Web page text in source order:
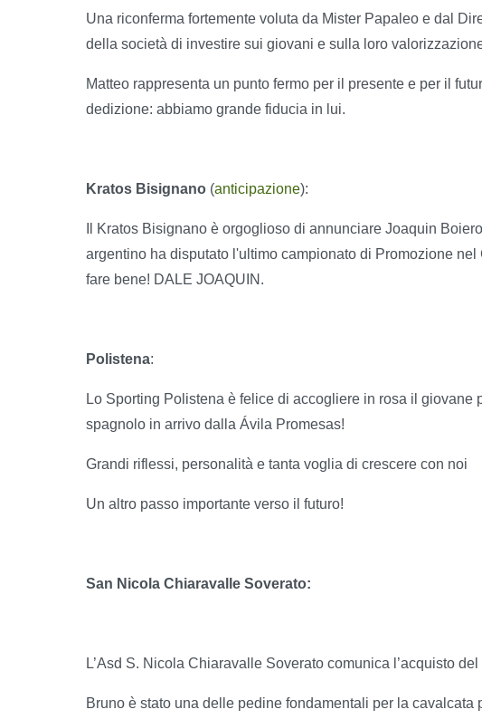
Una riconferma fortemente voluta da Mister Papaleo e dal
della società di investire sui giovani e sulla loro
Matteo rappresenta un punto fermo per il presente e per il
dedizione: abbiamo grande fiducia in lui.
Kratos Bisignano (anticipazione):
Il Kratos Bisignano è orgoglioso di annunciare Joaquin
argentino ha disputato l'ultimo campionato di Promozione
fare bene! DALE JOAQUIN.
Polistena:
Lo Sporting Polistena è felice di accogliere in rosa il giovane
spagnolo in arrivo dalla Ávila Promesas!
Grandi riflessi, personalità e tanta voglia di crescere con noi
Un altro passo importante verso il futuro!
San Nicola Chiaravalle Soverato:
L’Asd S. Nicola Chiaravalle Soverato comunica l’acquisto
Bruno è stato una delle pedine fondamentali per la